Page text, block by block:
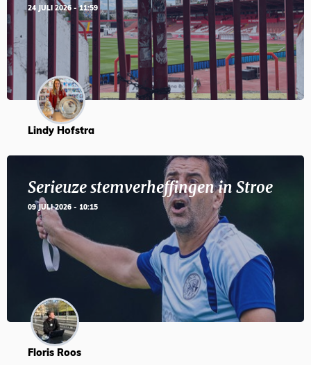
24 JULI 2026 - 11:59
Lindy Hofstra
Serieuze stemverheffingen in Stroe
09 JULI 2026 - 10:15
Floris Roos